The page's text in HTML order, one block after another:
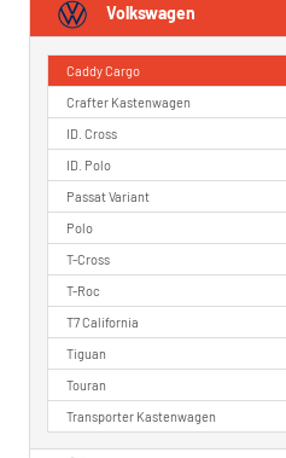
Volkswagen
Caddy Cargo
Crafter Kastenwagen
ID. Cross
ID. Polo
Passat Variant
Polo
T-Cross
T-Roc
T7 California
Tiguan
Touran
Transporter Kastenwagen